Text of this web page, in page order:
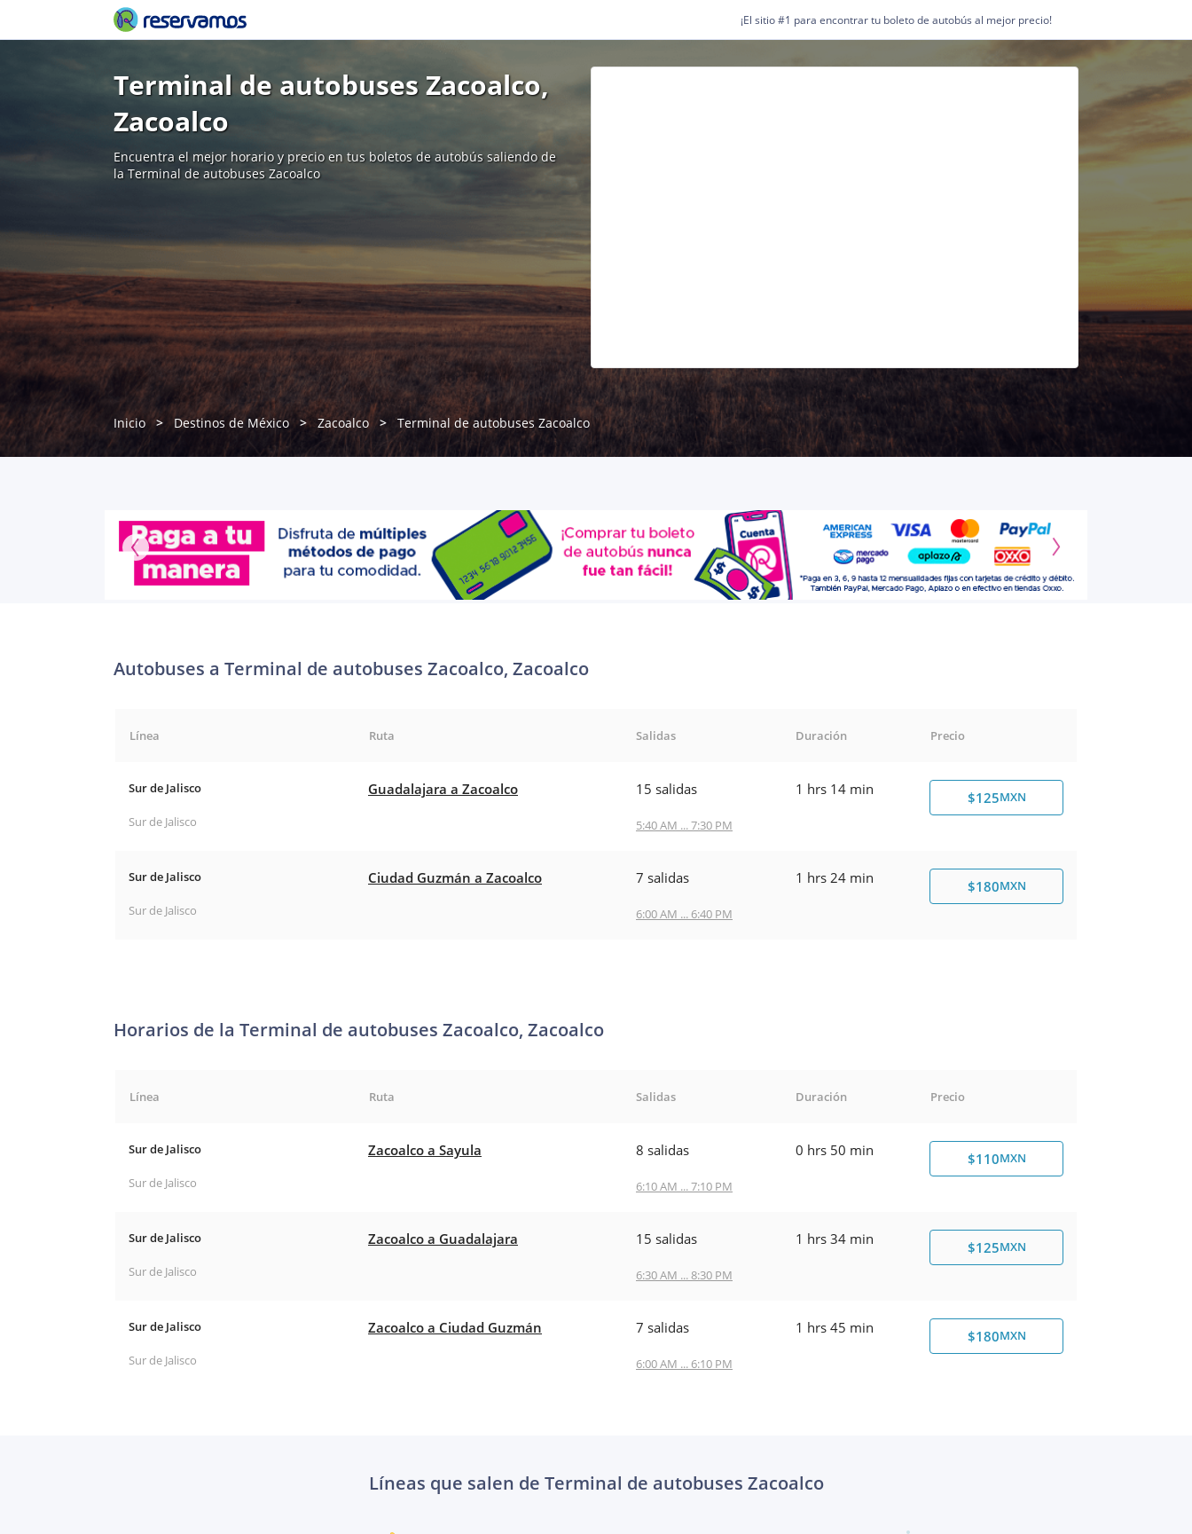
¡El sitio #1 para encontrar tu boleto de autobús al mejor precio!
Terminal de autobuses Zacoalco,
Zacoalco
Encuentra el mejor horario y precio en tus boletos de autobús saliendo de
la Terminal de autobuses Zacoalco
Inicio Destinos de México Zacoalco Terminal de autobuses Zacoalco
Autobuses a Terminal de autobuses Zacoalco, Zacoalco
Línea Ruta Salidas Duración Precio
Sur de Jalisco
Sur de Jalisco
Guadalajara a Zacoalco 15 salidas
5:40 AM ... 7:30 PM
1 hrs 14 min $125MXN
Sur de Jalisco
Sur de Jalisco
Ciudad Guzmán a Zacoalco 7 salidas
6:00 AM ... 6:40 PM
1 hrs 24 min $180MXN
Horarios de la Terminal de autobuses Zacoalco, Zacoalco
Línea Ruta Salidas Duración Precio
Sur de Jalisco
Sur de Jalisco
Zacoalco a Sayula 8 salidas
6:10 AM ... 7:10 PM
0 hrs 50 min $110MXN
Sur de Jalisco
Sur de Jalisco
Zacoalco a Guadalajara 15 salidas
6:30 AM ... 8:30 PM
1 hrs 34 min $125MXN
Sur de Jalisco
Sur de Jalisco
Zacoalco a Ciudad Guzmán 7 salidas
6:00 AM ... 6:10 PM
1 hrs 45 min $180MXN
Líneas que salen de Terminal de autobuses Zacoalco